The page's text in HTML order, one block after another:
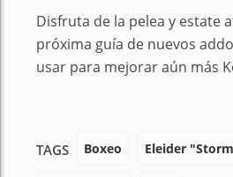
Disfruta de la pelea y estate
próxima guía de nuevos
usar para mejorar aún más
TAGS Boxeo Eleider